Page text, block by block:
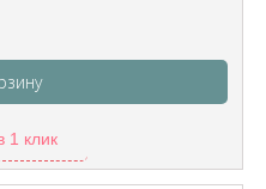
1 клик